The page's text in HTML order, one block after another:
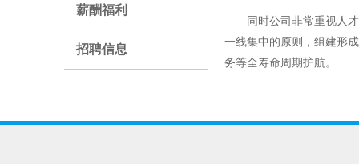
薪酬福利
招聘信息
同时公司非常重视人
一线集中的原则，组建形
务等全寿命周期护航。